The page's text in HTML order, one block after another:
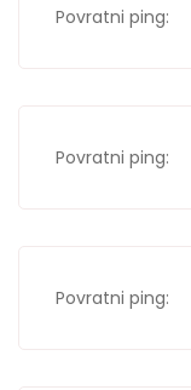
Povratni ping:
Povratni ping:
Povratni ping: